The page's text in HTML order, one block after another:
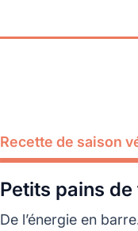
Recette de saison
Petits pains
De l’énergie en
Lire plus